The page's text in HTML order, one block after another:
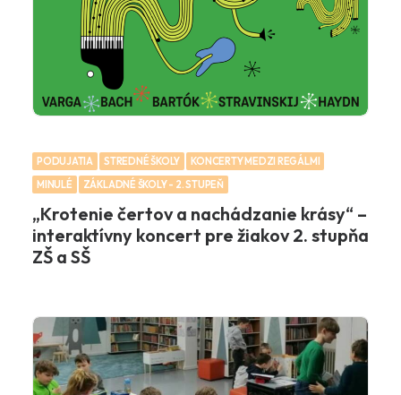
PODUJATIA STREDNÉ ŠKOLY
KONCERTY MEDZI REGÁLMI
MINULÉ
ZÁKLADNÉ ŠKOLY - 2. STUPEŇ
„Krotenie čertov a nachádzanie krásy“ –
interaktívny koncert pre žiakov 2. stupňa
ZŠ a SŠ